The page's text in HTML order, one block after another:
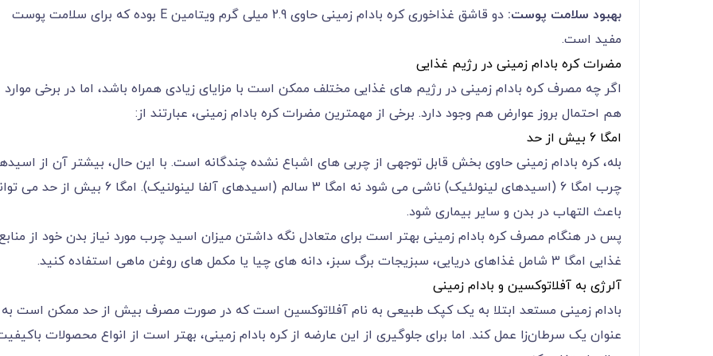
بهبود سلامت پوست:
دو قاشق غذاخوری کره بادام زمینی حاوی 2.9 میلی گرم ویتامین E بوده که برای سلامت پوست
مفید است.
مضرات کره بادام زمینی در رژیم غذایی
اگر چه مصرف کره بادام زمینی در رژیم های غذایی مختلف ممکن است با مزایای زیادی همراه باشد، اما در برخی موارد
هم احتمال بروز عوارض هم وجود دارد. برخی از مهمترین مضرات کره بادام زمینی، عبارتند از:
امگا 6 بیش از حد
بله، کره بادام زمینی حاوی بخش قابل توجهی از چربی های اشباع نشده چندگانه است. با این حال، بیشتر آن از
چرب امگا 6 (اسیدهای لینولئیک) ناشی می شود نه امگا 3 سالم (اسیدهای آلفا لینولنیک). امگا 6 بیش از
باعث التهاب در بدن و سایر بیماری شود.
پس در هنگام مصرف کره بادام زمینی بهتر است برای متعادل نگه داشتن میزان اسید چرب مورد نیاز بدن خود از
غذایی امگا 3 شامل غذاهای دریایی، سبزیجات برگ سبز، دانه های چیا یا مکمل های روغن ماهی استفاده کنید.
آلرژی به آفلاتوکسین و بادام زمینی
بادام زمینی مستعد ابتلا به یک کپک طبیعی به نام آفلاتوکسین است که در صورت مصرف بیش از حد ممکن است به
عنوان یک سرطان‌زا عمل کند. اما برای جلوگیری از این عارضه از کره بادام زمینی، بهتر است از انواع محصولات